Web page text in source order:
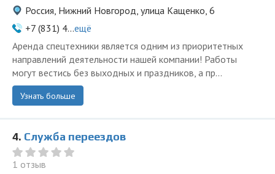
Россия, Нижний Новгород, улица Кащенко, 6
+7 (831) 4...ещё
Аренда спецтехники является одним из приоритетных
направлений деятельности нашей компании! Работы
могут вестись без выходных и праздников, а пр...
Узнать больше
4. Служба переездов
1 отзыв